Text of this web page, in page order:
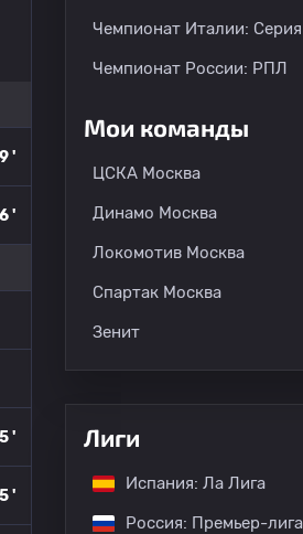
'
'
'
'
Чемпионат Италии:
Чемпионат России: РПЛ
Мои команды
ЦСКА Москва
Динамо Москва
Локомотив Москва
Спартак Москва
Зенит
Лиги
Испания: Ла Лига
Россия: Премьер-лига